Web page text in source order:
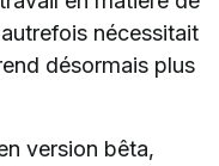
nécessitait
désormais plus
version bêta,